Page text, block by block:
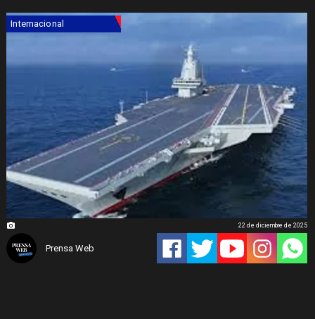
Internacional
Prensa Web
22 de diciembre de 2025